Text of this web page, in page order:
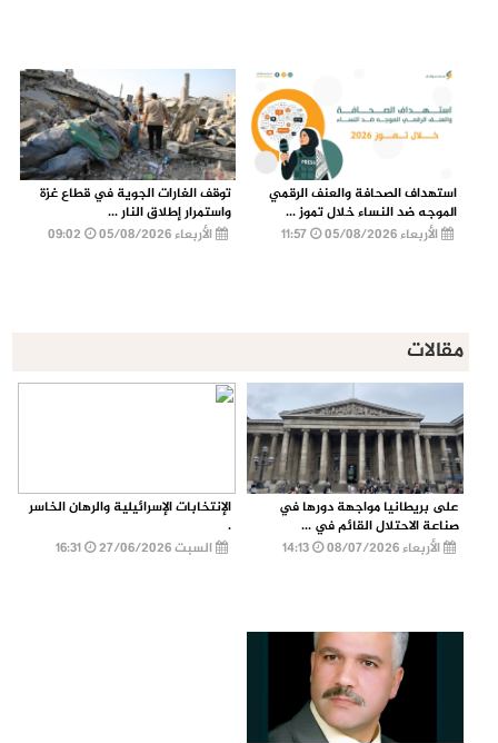
استهداف الصحافة والعنف الرقمي
الموجه ضد النساء خلال تموز ...
الأربعاء 05/08/2026
توقف الغارات الجوية في قطاع غزة
واستمرار إطلاق النار ...
الأربعاء 05/08/2026
مقالات
على بريطانيا مواجهة دورها في
صناعة الاحتلال القائم في ...
الأربعاء 08/07/2026
الإنتخابات الإسرائيلية والرهان الخاسر
.
السبت 27/06/2026
16:31